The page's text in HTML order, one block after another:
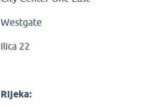
Westgate
Ilica 22
Rijeka: